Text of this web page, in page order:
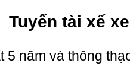
Tuyển tài xế
5 năm và thông